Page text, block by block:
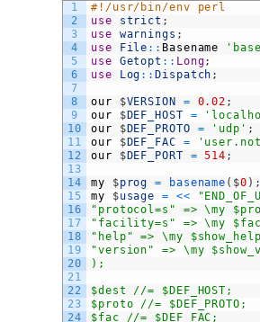
1
2
3
4
5
6
7
8
9
10
11
12
13
14
15
16
17
18
19
20
21
22
23
24
#!/usr/bin/env perl
use
strict ;
use
warnings ;
use
File :: Basename
use
Getopt :: Long;
use
Log :: Dispatch ;
our $VERSION = 0.02 ;
our
$ DEF_HOST =
our
$ DEF_PROTO = 'udp' ;
our
$ DEF_FAC =
our
$ DEF_PORT = 514 ;
my $prog = basename ( $0 ) ;
my
$usage = <<
"protocol=s" => \my
"facility=s" => \my
"help" => \my
"version" => \my
);
$dest //= $DEF_HOST;
$proto //= $DEF_PROTO;
$fac //= $DEF_FAC;